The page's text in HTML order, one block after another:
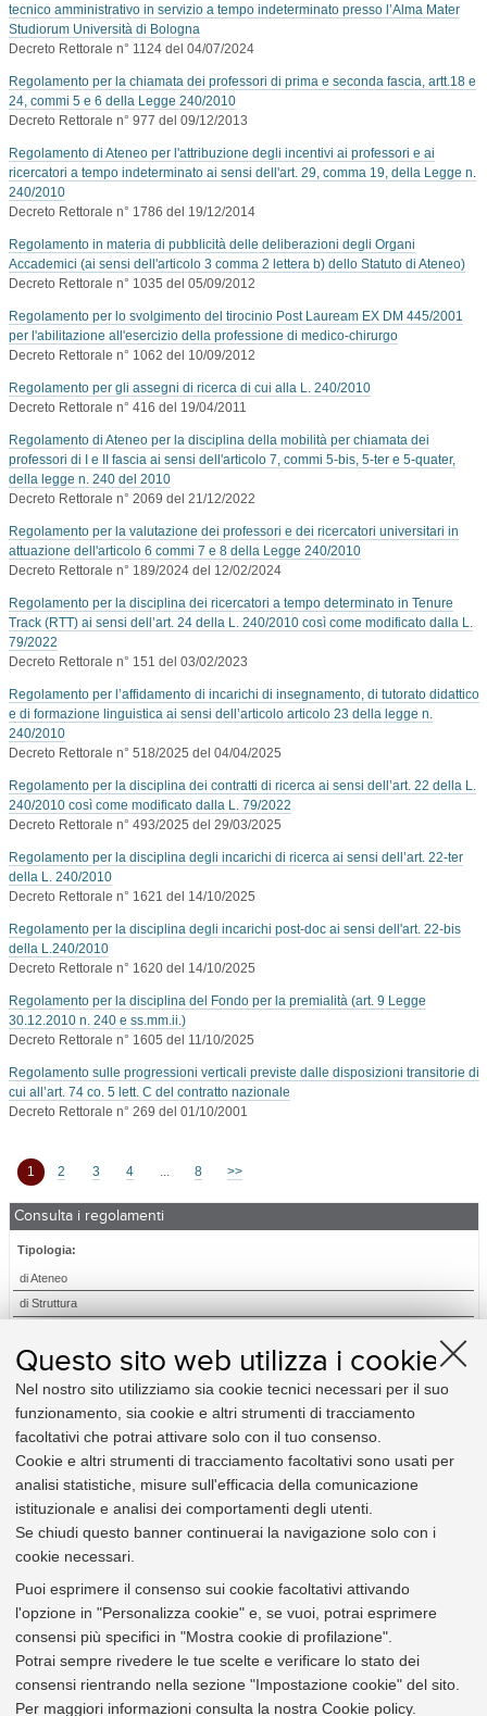
Questo sito web utilizza i cookie
Nel nostro sito utilizziamo sia cookie tecnici necessari per il suo
funzionamento, sia cookie e altri strumenti di tracciamento
facoltativi che potrai attivare solo con il tuo consenso.
Cookie e altri strumenti di tracciamento facoltativi sono usati per
analisi statistiche, misure sull'efficacia della comunicazione
istituzionale e analisi dei comportamenti degli utenti.
Se chiudi questo banner continuerai la navigazione solo con i
cookie necessari.
Puoi esprimere il consenso sui cookie facoltativi attivando
l'opzione in "Personalizza cookie" e, se vuoi, potrai esprimere
consensi più specifici in "Mostra cookie di profilazione".
Potrai sempre rivedere le tue scelte e verificare lo stato dei
consensi rientrando nella sezione "Impostazione cookie" del sito.
Per maggiori informazioni consulta la nostra Cookie policy.
tecnico amministrativo in servizio a tempo indeterminato presso l’Alma Mater
Studiorum Università di Bologna
Decreto Rettorale n° 1124 del 04/07/2024
Regolamento per la chiamata dei professori di prima e seconda fascia, artt.18 e
24, commi 5 e 6 della Legge 240/2010
Decreto Rettorale n° 977 del 09/12/2013
Regolamento di Ateneo per l'attribuzione degli incentivi ai professori e ai
ricercatori a tempo indeterminato ai sensi dell'art. 29, comma 19, della Legge n.
240/2010
Decreto Rettorale n° 1786 del 19/12/2014
Regolamento in materia di pubblicità delle deliberazioni degli Organi
Accademici (ai sensi dell'articolo 3 comma 2 lettera b) dello Statuto di Ateneo)
Decreto Rettorale n° 1035 del 05/09/2012
Regolamento per lo svolgimento del tirocinio Post Lauream EX DM 445/2001
per l'abilitazione all'esercizio della professione di medico-chirurgo
Decreto Rettorale n° 1062 del 10/09/2012
Regolamento per gli assegni di ricerca di cui alla L. 240/2010
Decreto Rettorale n° 416 del 19/04/2011
Regolamento di Ateneo per la disciplina della mobilità per chiamata dei
professori di I e II fascia ai sensi dell'articolo 7, commi 5-bis, 5-ter e 5-quater,
della legge n. 240 del 2010
Decreto Rettorale n° 2069 del 21/12/2022
Regolamento per la valutazione dei professori e dei ricercatori universitari in
attuazione dell'articolo 6 commi 7 e 8 della Legge 240/2010
Decreto Rettorale n° 189/2024 del 12/02/2024
Regolamento per la disciplina dei ricercatori a tempo determinato in Tenure
Track (RTT) ai sensi dell’art. 24 della L. 240/2010 così come modificato dalla L.
79/2022
Decreto Rettorale n° 151 del 03/02/2023
Regolamento per l’affidamento di incarichi di insegnamento, di tutorato didattico
e di formazione linguistica ai sensi dell’articolo articolo 23 della legge n.
240/2010
Decreto Rettorale n° 518/2025 del 04/04/2025
Regolamento per la disciplina dei contratti di ricerca ai sensi dell’art. 22 della L.
240/2010 così come modificato dalla L. 79/2022
Decreto Rettorale n° 493/2025 del 29/03/2025
Regolamento per la disciplina degli incarichi di ricerca ai sensi dell’art. 22-ter
della L. 240/2010
Decreto Rettorale n° 1621 del 14/10/2025
Regolamento per la disciplina degli incarichi post-doc ai sensi dell'art. 22-bis
della L.240/2010
Decreto Rettorale n° 1620 del 14/10/2025
Regolamento per la disciplina del Fondo per la premialità (art. 9 Legge
30.12.2010 n. 240 e ss.mm.ii.)
Decreto Rettorale n° 1605 del 11/10/2025
Regolamento sulle progressioni verticali previste dalle disposizioni transitorie di
cui all’art. 74 co. 5 lett. C del contratto nazionale
Decreto Rettorale n° 269 del 01/10/2001
1 2 3 4 ... 8 >>
Consulta i regolamenti
Tipologia:
di Ateneo
di Struttura
Amministrazione
Didattica e diritto allo studio
Procedimento amministrativo e privacy
Ricerca
Studente
Docente
Personale Tecnico-amministrativo
Impresa e altri soggetti terzi